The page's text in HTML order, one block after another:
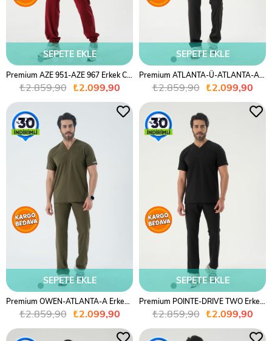
SEPETE EKLE
₺2.099,90
₺2.859,90
SEPETE EKLE
₺2.099,90
₺2.859,90
SEPETE EKLE
₺2.099,90
₺2.859,90
%27
SEPETE EKLE
₺2.099,90
₺2.859,90
%27